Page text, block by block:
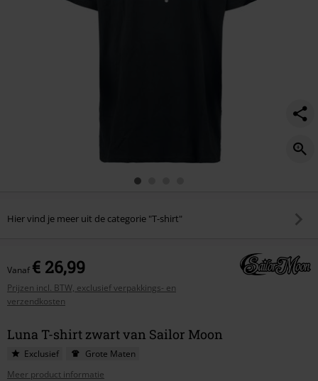
Hier vind je meer uit de categorie "T-shirt"
Vanaf€ 26,99
Prijzen incl. BTW, exclusief verpakkings- en
verzendkosten
Luna T-shirt zwart van Sailor Moon
Exclusief
Grote Maten
Meer product informatie